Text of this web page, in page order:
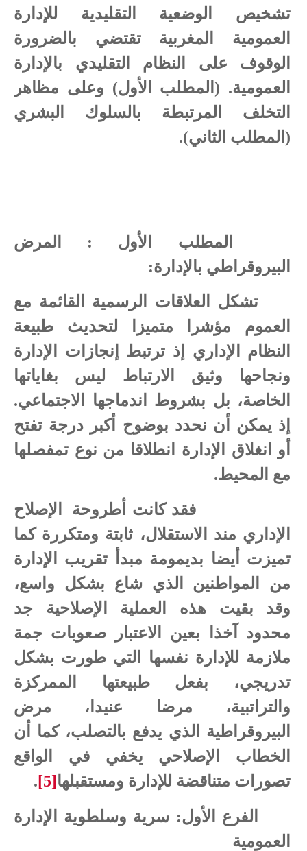
تشخيص الوضعية التقليدية للإدارة
العمومية المغربية تقتضي بالضرورة
الوقوف على النظام التقليدي بالإدارة
العمومية. (المطلب الأول) وعلى مظاهر
التخلف المرتبطة بالسلوك البشري
(المطلب الثاني).
المطلب الأول
: المرض
البيروقراطي بالإدارة:
تشكل العلاقات الرسمية القائمة مع
العموم مؤشرا متميزا لتحديث طبيعة
النظام الإداري إذ ترتبط إنجازات الإدارة
ونجاحها وثيق الارتباط ليس بغاياتها
الخاصة، بل بشروط اندماجها الاجتماعي.
إذ يمكن أن نحدد بوضوح أكبر درجة تفتح
أو انغلاق الإدارة انطلاقا من نوع تمفصلها
مع المحيط.
فقد كانت أطروحة
الإصلاح
الإداري مند الاستقلال، ثابتة ومتكررة كما
تميزت أيضا بديمومة مبدأ تقريب الإدارة
من المواطنين الذي شاع بشكل واسع،
وقد بقيت هذه العملية الإصلاحية جد
محدود آخذا بعين الاعتبار صعوبات جمة
ملازمة للإدارة نفسها التي طورت بشكل
تدريجي، بفعل طبيعتها الممركزة
والتراتبية، مرضا عنيدا، مرض
البيروقراطية الذي يدفع بالتصلب، كما أن
الخطاب الإصلاحي يخفي في الواقع
تصورات متناقضة للإدارة ومستقبلها[5]
.
الفرع الأول: سرية وسلطوية الإدارة
العمومية